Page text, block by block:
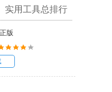
实用工具总排行
版